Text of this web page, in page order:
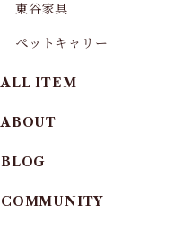
東谷家具
ペットキャリー
ALL ITEM
ABOUT
BLOG
COMMUNITY